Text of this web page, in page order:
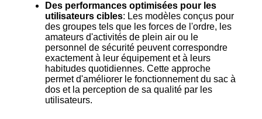
Des performances optimisées pour les
utilisateurs cibles: Les modèles conçus pour
des groupes tels que les forces de l'ordre, les
amateurs d'activités de plein air ou le
personnel de sécurité peuvent correspondre
exactement à leur équipement et à leurs
habitudes quotidiennes. Cette approche
permet d'améliorer le fonctionnement du sac à
dos et la perception de sa qualité par les
utilisateurs.